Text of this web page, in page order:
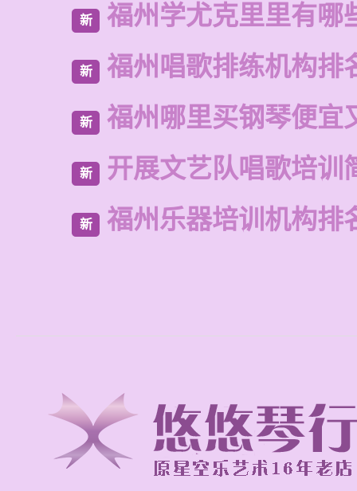
新 福州学尤克里里有哪
新 福州唱歌排练机构排
新 福州哪里买钢琴便宜
新 开展文艺队唱歌培训
新 福州乐器培训机构排